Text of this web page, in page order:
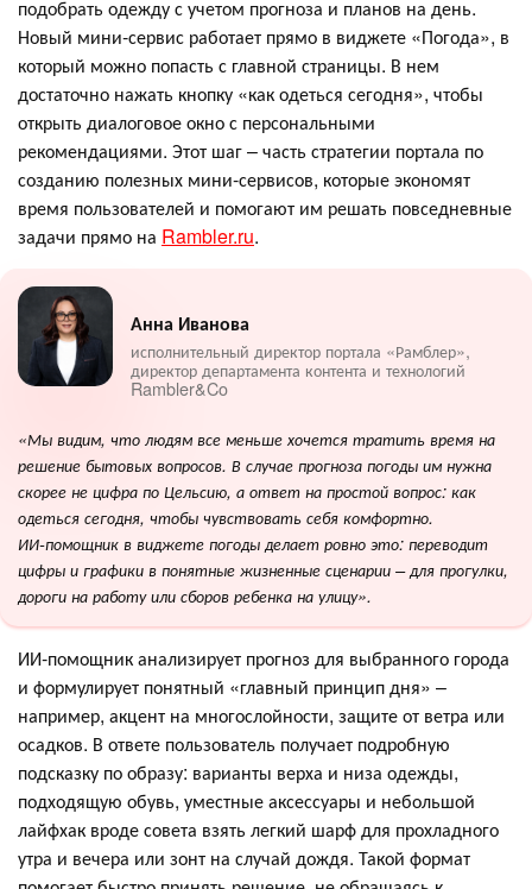
подобрать одежду с учетом прогноза и планов на день.
Новый мини‑сервис работает прямо в виджете «Погода», в
который можно попасть с главной страницы. В нем
достаточно нажать кнопку «как одеться сегодня», чтобы
открыть диалоговое окно с персональными
рекомендациями. Этот шаг – часть стратегии портала по
созданию полезных мини-сервисов, которые экономят
время пользователей и помогают им решать повседневные
задачи прямо на Rambler.ru.
Анна Иванова
исполнительный директор портала «Рамблер»,
директор департамента контента и технологий
Rambler&Co
«Мы видим, что людям все меньше хочется тратить время на
решение бытовых вопросов. В случае прогноза погоды им нужна
скорее не цифра по Цельсию, а ответ на простой вопрос: как
одеться сегодня, чтобы чувствовать себя комфортно.
ИИ‑помощник в виджете погоды делает ровно это: переводит
цифры и графики в понятные жизненные сценарии – для прогулки,
дороги на работу или сборов ребенка на улицу».
ИИ‑помощник анализирует прогноз для выбранного города
и формулирует понятный «главный принцип дня» –
например, акцент на многослойности, защите от ветра или
осадков. В ответе пользователь получает подробную
подсказку по образу: варианты верха и низа одежды,
подходящую обувь, уместные аксессуары и небольшой
лайфхак вроде совета взять легкий шарф для прохладного
утра и вечера или зонт на случай дождя. Такой формат